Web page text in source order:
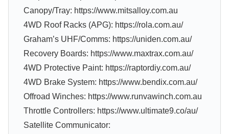
Canopy/Tray: https://www.mitsalloy.com.au
4WD Roof Racks (APG): https://rola.com.au/
Graham’s UHF/Comms: https://uniden.com.au/
Recovery Boards: https://www.maxtrax.com.au/
4WD Protective Paint: https://raptordiy.com.au/
4WD Brake System: https://www.bendix.com.au/
Offroad Winches: https://www.runvawinch.com.au
Throttle Controllers: https://www.ultimate9.co/au/
Satellite Communicator: